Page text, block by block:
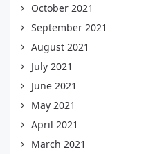
October 2021
September 2021
August 2021
July 2021
June 2021
May 2021
April 2021
March 2021